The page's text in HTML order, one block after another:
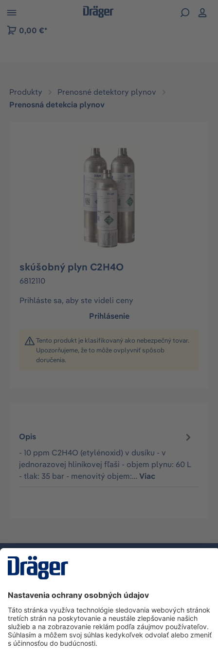
to B2B platform navigation
0,00 €*
Produkty
Prenosné detektory plynov
Prenosná detekcia plynov
Preskočiť galériu obrázkov
skúšobný plyn C2H4O
6812110
Prihláste sa, aby ste videli ceny
Prihlásenie
Tento produkt je klasifikovaný ako nebezpečný tovar.
Upozorňujeme, že to môže ovplyvniť spôsob
doručenia.
Opis
- 10 ppm C2H4O (etylénoxid) v dusíku - v
jednorazovej hliníkovej fľaši - objem plynu: 60 L
- tlak: 35 bar - menovitý objem:…Viac
Zákaznícka infolinka
O spoločnosti Dräger
Informácie